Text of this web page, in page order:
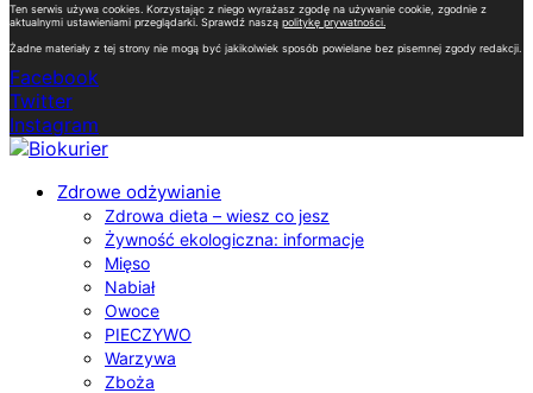
Ten serwis używa cookies. Korzystając z niego wyrażasz zgodę na używanie cookie, zgodnie z
aktualnymi ustawieniami przeglądarki. Sprawdź naszą politykę prywatności
Żadne materiały z tej strony nie mogą być jakikolwiek sposób powielane bez pisemnej zgody redakcji.
Facebook
Twitter
Instagram
Zdrowe odżywianie
Zdrowa dieta – wiesz co jesz
Żywność ekologiczna: informacje
Mięso
Nabiał
Owoce
PIECZYWO
Warzywa
Zboża